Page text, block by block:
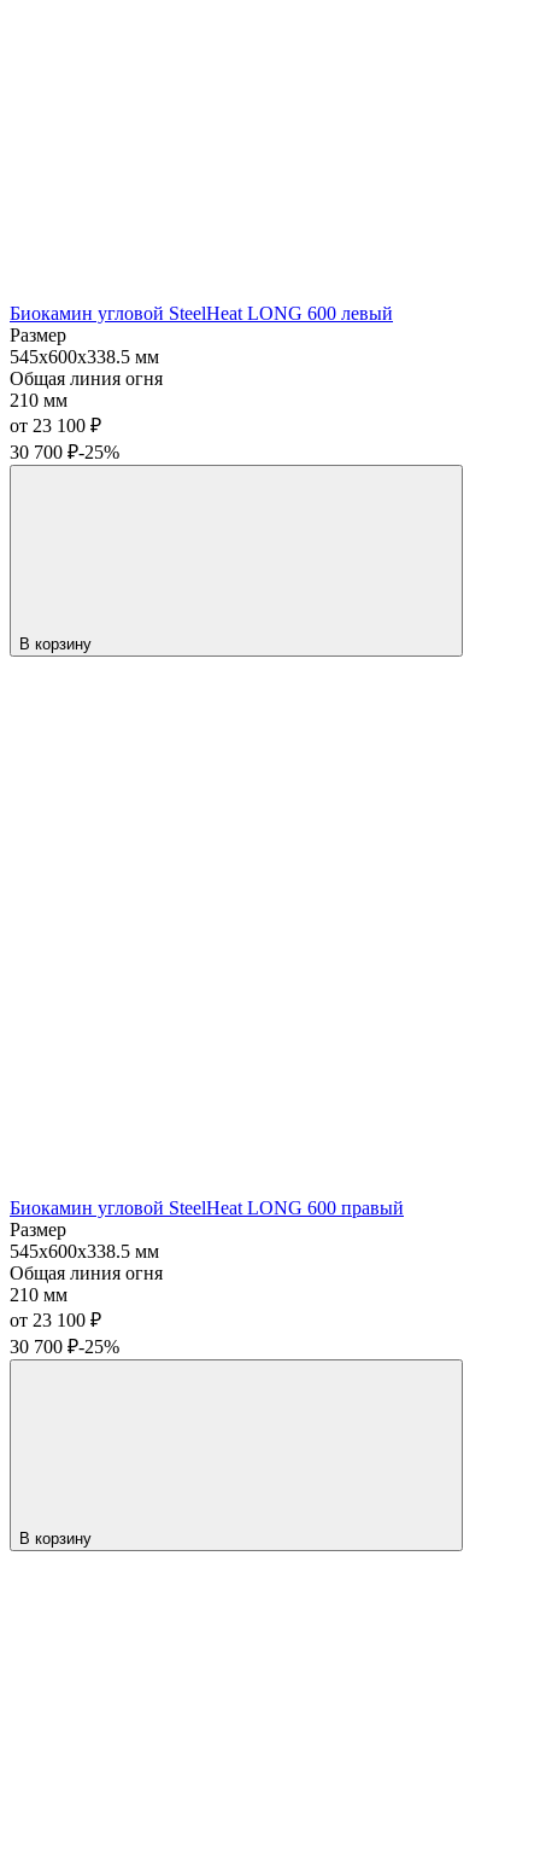
Биокамин угловой SteelHeat LONG 600 левый
Размер
545x600x338.5 мм
Общая линия огня
210 мм
от 23 100 ₽
30 700 ₽-25%
В корзину
Биокамин угловой SteelHeat LONG 600 правый
Размер
545x600x338.5 мм
Общая линия огня
210 мм
от 23 100 ₽
30 700 ₽-25%
В корзину